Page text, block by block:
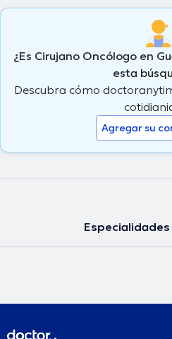
¿Es Cirujano Oncólogo en
esta
Descubra cómo
Agregar su